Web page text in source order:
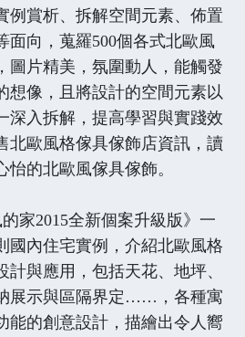
例賞析、拆解空間元素、佈置
面向，蒐羅500個各式北歐風
圖片精美，氛圍動人，能觸發
想像，且將設計的空間元素以
深入拆解，提高學習與實踐效
北歐風格傢具傢飾店資訊，讀
怡的北歐風傢具傢飾。
家2015全新個案升級版》一
國內住宅實例，介紹北歐風格
計與應用，包括天花、地坪、
展示與區隔界定……，各種寓
能的創意設計，描繪出令人嚮